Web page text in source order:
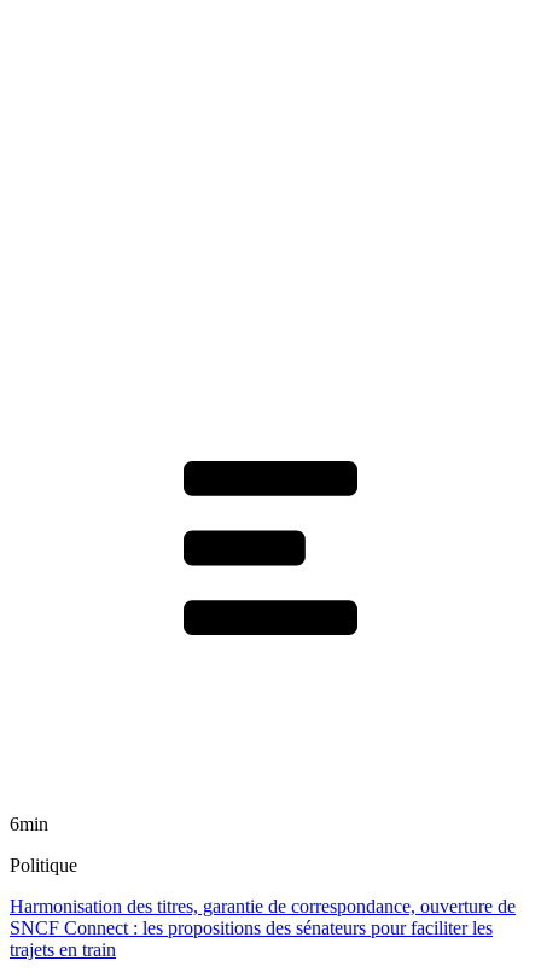
6min
Politique
Harmonisation des titres, garantie de correspondance, ouverture de
SNCF Connect : les propositions des sénateurs pour faciliter les
trajets en train